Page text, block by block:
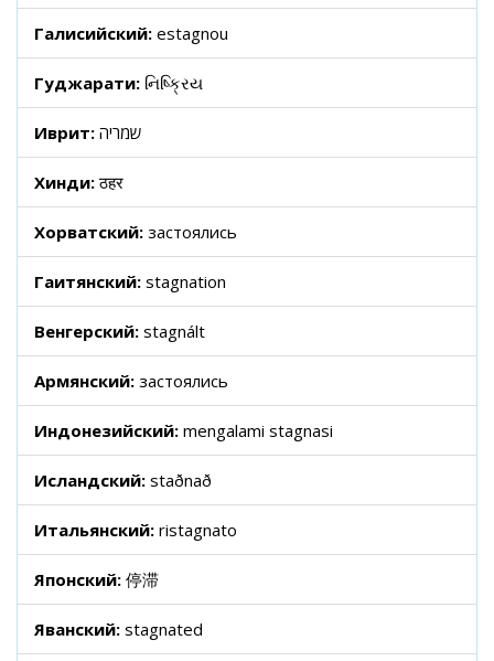
Галисийский: estagnou
Гуджарати: નિષ્ક્રિય
Иврит: שמריה
Хинди:ठहर
Хорватский: застоялись
Гаитянский: stagnation
Венгерский: stagnált
Армянский: застоялись
Индонезийский: mengalami stagnasi
Исландский: staðnað
Итальянский: ristagnato
Японский: 停滞
Яванский: stagnated